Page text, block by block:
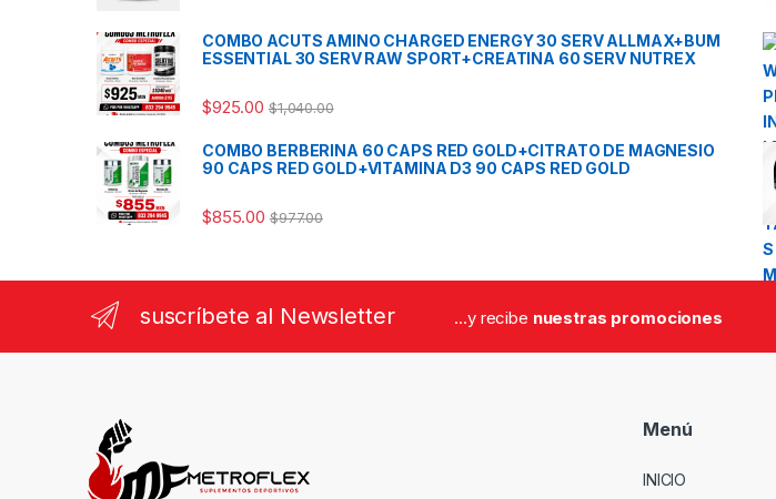
COMBO ACUTS AMINO CHARGED ENERGY 30 SERV ALLMAX+BUM
ESSENTIAL 30 SERV RAW SPORT+CREATINA 60 SERV NUTREX
$925.00 $1,040.00
COMBO BERBERINA 60 CAPS RED GOLD+CITRATO DE MAGNESIO
90 CAPS RED GOLD+VITAMINA D3 90 CAPS RED GOLD
$855.00 $977.00
suscríbete al Newsletter ...y recibe nuestras promociones
Menú
INICIO